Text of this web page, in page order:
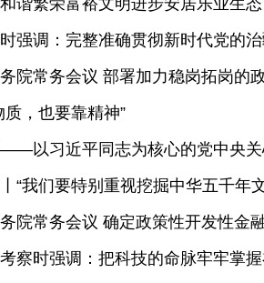
谐繁荣富裕文明进步安居乐业生
强调：完整准确贯彻新时代党的
院常务会议 部署加力稳岗拓岗的
，也要靠精神”
以习近平同志为核心的党中央
“我们要特别重视挖掘中华五千年
院常务会议 确定政策性开发性金
察时强调：把科技的命脉牢牢掌